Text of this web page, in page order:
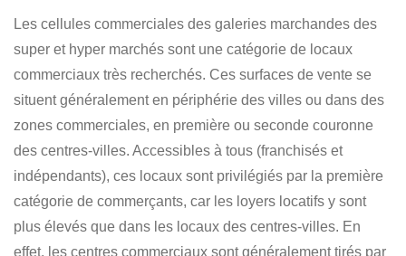
Les cellules commerciales des galeries marchandes des
super et hyper marchés sont une catégorie de locaux
commerciaux très recherchés. Ces surfaces de vente se
situent généralement en périphérie des villes ou dans des
zones commerciales, en première ou seconde couronne
des centres-villes. Accessibles à tous (franchisés et
indépendants), ces locaux sont privilégiés par la première
catégorie de commerçants, car les loyers locatifs y sont
plus élevés que dans les locaux des centres-villes. En
effet, les centres commerciaux sont généralement tirés par